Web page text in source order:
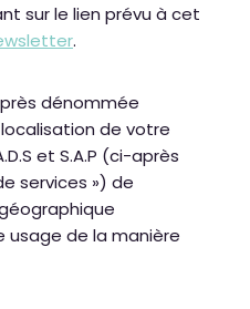
sur le lien prévu à cet
.
dénommée
de votre
et S.A.P (ci-après
services ») de
usage de la manière